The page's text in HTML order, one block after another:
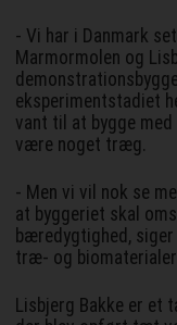
- Vi har i Danmark
Marmormolen og
eksperimentstadiet
vant til at bygge med
være noget træg.
- Men vi vil nok se
at byggeriet skal
bæredygtighed,
træ- og
Lisbjerg Bakke er et